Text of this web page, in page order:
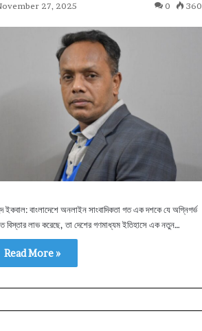
27, 2025 0 360
ইকবাল: বাংলাদেশে অনলাইন সাংবাদিকতা গত এক দশকে যে অগ্নিগর্ভ
বিস্তার লাভ করেছে, তা দেশের গণমাধ্যম ইতিহাসে এক নতুন…
Read More »